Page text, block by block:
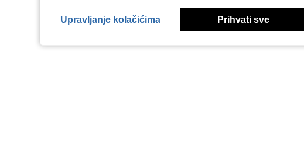
Upravljanje kolačićima Prihvati sve